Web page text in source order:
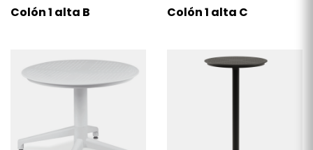
Colón 1 alta B Colón 1 alta C